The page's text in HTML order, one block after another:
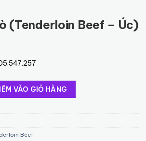
(Tenderloin Beef – Úc)
Beef - Úc) số lượng
VÀO GIỎ HÀNG
Beef